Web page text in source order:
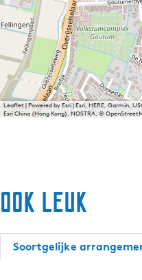
Leaflet|Powered by Esri | Esri, HERE, Garmin,
Esri China (Hong Kong), NOSTRA, ©
Ook leuk
Soortgelijke